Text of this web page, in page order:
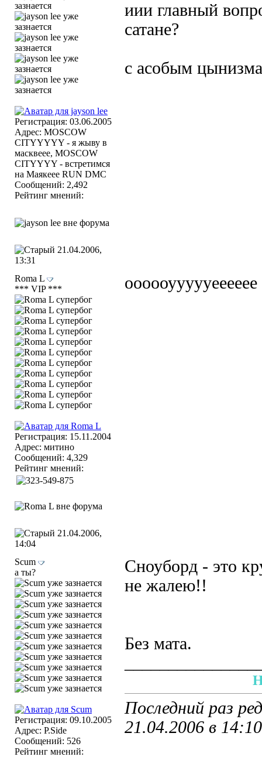
Регистрация: 03.06.2005
Адрес: MOSCOW
CITYYYYY - я жыву в
масквеее, MOSCOW
CITYYYY - встретимся
на Маякеее RUN DMC
Сообщений: 2,492
Рейтинг мнений:
иии главный
сатане?
с асобым
21.04.2006,
13:31
Roma L
*** VIP ***
Регистрация: 15.11.2004
Адрес: митино
Сообщений: 4,329
Рейтинг мнений:
оооооуууууееееее
21.04.2006,
14:04
Scum
а ты?
Регистрация: 09.10.2005
Адрес: P.Side
Сообщений: 526
Рейтинг мнений:
Сноуборд - это
не жалею!!
Без мата.
Последний раз
21.04.2006 в 14:10